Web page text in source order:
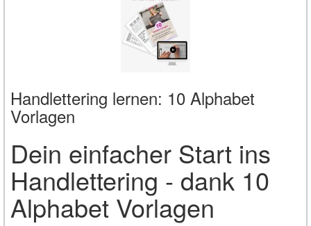
Handlettering lernen: 10 Alphabet
Vorlagen
Dein einfacher Start ins
Handlettering - dank 10
Alphabet Vorlagen